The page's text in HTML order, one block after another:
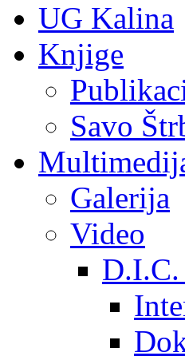
UG Kalina
Knjige
Savo
Galerija
Video
D.I.C.